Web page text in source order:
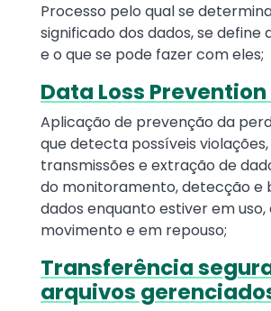
Processo pelo qual se
significado dos dados, se define
e o que se pode fazer com eles;
Data Loss Prevention
Aplicação de prevenção da
que detecta possíveis violações,
transmissões e extração de
do monitoramento, detecção e
dados enquanto estiver em uso,
movimento e em repouso;
Transferência
arquivos